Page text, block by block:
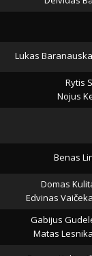
Lukas
Rytis
Nojus
Benas
Domas
Edvinas
Gabijus
Matas